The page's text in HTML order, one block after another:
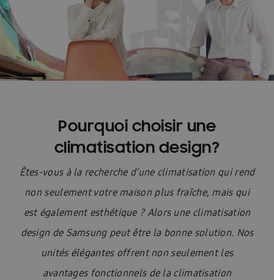
Pourquoi choisir une
climatisation design?
Êtes-vous à la recherche d’une climatisation qui rend
non seulement votre maison plus fraîche, mais qui
est également esthétique ? Alors une climatisation
design de Samsung peut être la bonne solution. Nos
unités élégantes offrent non seulement les
avantages fonctionnels de la climatisation